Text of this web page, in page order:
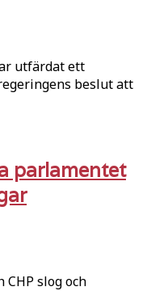
utfärdat ett
beslut att
parlamentet
CHP slog och